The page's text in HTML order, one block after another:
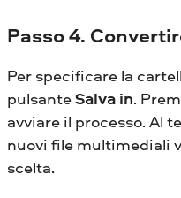
Passo 4.
Per specificare la
pulsanteSalva in.
avviare il processo. Al
nuovi file multimediali
scelta.